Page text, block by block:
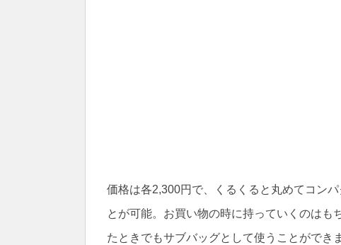
価格は各2,300円で、くるくると丸めてコン
とが可能。お買い物の時に持っていくのはも
たときでもサブバッグとして使うことができ